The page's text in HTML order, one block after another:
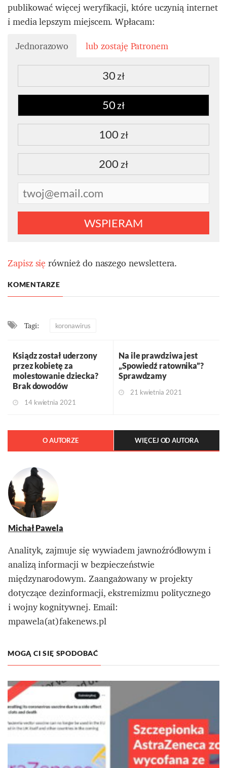
publikować więcej weryfikacji, które uczynią internet
i media lepszym miejscem. Wpłacam:
Jednorazowo
lub zostaję Patronem
30 zł
50 zł
100 zł
200 zł
WSPIERAM
Zapisz sięrównież do naszego newslettera.
KOMENTARZE
Tagi: koronawirus
Ksiądz został uderzony
przez kobietę za
molestowanie dziecka?
Brak dowodów
14 kwietnia 2021
Na ile prawdziwa jest
„Spowiedź ratownika”?
Sprawdzamy
21 kwietnia 2021
O AUTORZE WIĘCEJ OD AUTORA
Michał Pawela
Analityk, zajmuje się wywiadem jawnoźródłowym i
analizą informacji w bezpieczeństwie
międzynarodowym. Zaangażowany w projekty
dotyczące dezinformacji, ekstremizmu politycznego
i wojny kognitywnej. Email:
mpawela(at)fakenews.pl
MOGĄ CI SIĘ SPODOBAĆ